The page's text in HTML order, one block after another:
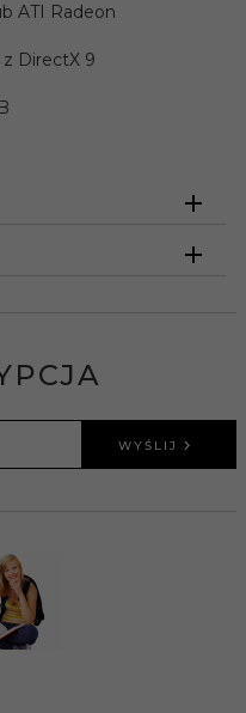
ATI Radeon
DirectX 9
WYŚLIJ